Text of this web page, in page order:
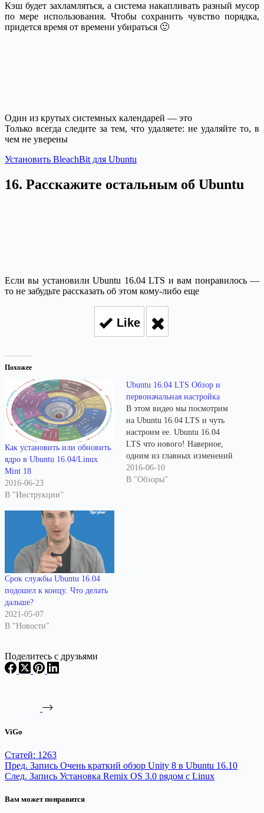
Кэш будет захламляться, а система накапливать разный мусор
по мере использования. Чтобы сохранить чувство порядка,
придется время от времени убираться 🙂
Один из крутых системных календарей — это
Только всегда следите за тем, что удаляете: не удаляйте то, в
чем не уверены
Установить BleachBit для Ubuntu
16. Расскажите остальным об Ubuntu
Если вы установили Ubuntu 16.04 LTS и вам понравилось —
то не забудьте рассказать об этом кому-либо еще
Like
Похожее
Как установить или обновить
ядро в Ubuntu 16.04/Linux
Mint 18
2016-06-23
В "Инструкции"
Ubuntu 16.04 LTS Обзор и
первоначальная настройка
В этом видео мы посмотрим
на Ubuntu 16.04 LTS и чуть
настроим ее. Ubuntu 16.04
LTS что нового! Наверное,
одним из главных изменений
в Ubuntu 16.04 можно назвать
возможность перенести
2016-06-10
В "Обзоры"
Срок службы Ubuntu 16.04
подошел к концу. Что делать
дальше?
2021-05-07
В "Новости"
Поделитесь с друзьями
ViGo
Статей: 1263
Пред. Запись Очень краткий обзор Unity 8 в Ubuntu 16.10
След. Запись Установка Remix OS 3.0 рядом с Linux
Вам может понравится